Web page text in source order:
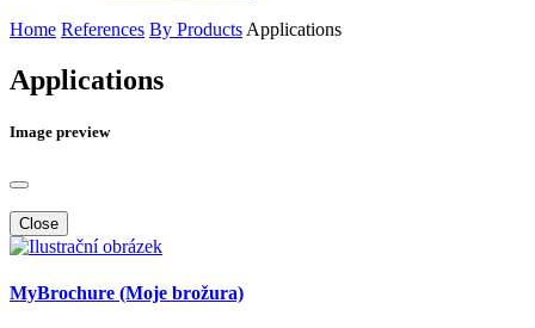
Home References By Products Applications
Applications
Image preview
Close
MyBrochure (Moje brožura)